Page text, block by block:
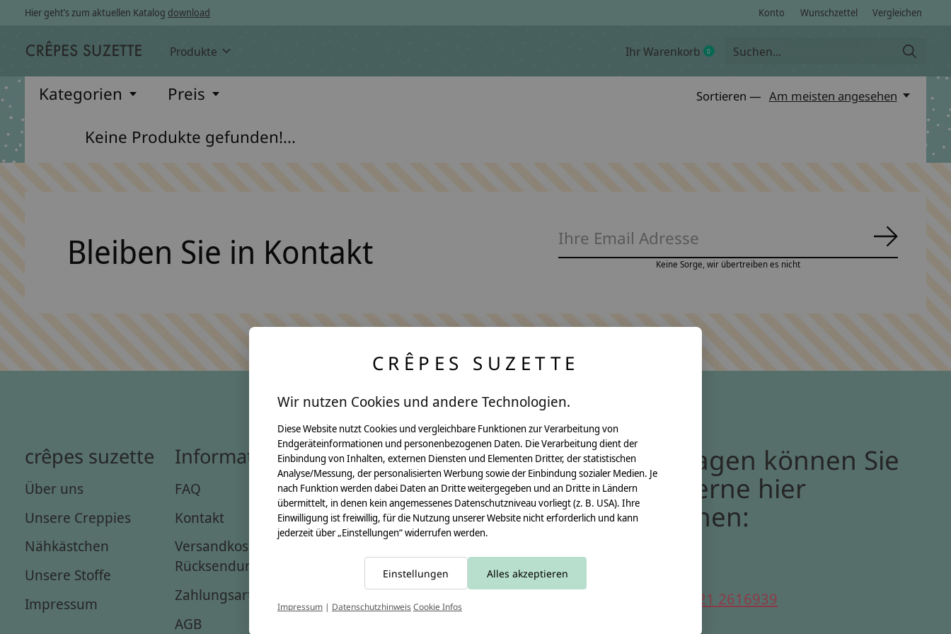
Hier geht’s zum aktuellen Katalog download Konto Wunschzettel Vergleichen
Produkte Ihr Warenkorb 0items
Kategorien Preis Sortieren — Am meisten angesehen
Keine Produkte gefunden!...
Bleiben Sie in Kontakt Keine Sorge, wir übertreiben es nicht
crêpes suzette
Über uns
Unsere Creppies
Nähkästchen
Unsere Stoffe
Impressum
Informationen
FAQ
Kontakt
Versandkosten &
Rücksendungen
Zahlungsarten
AGB
Anleitungen
Video Nähset
Anleitung MOMA
Schultüte
Leseknochen
Schnittmuster
Bei Fragen können Sie
uns gerne hier
erreichen:
0221 2616939
CRÊPES SUZETTE
Wir nutzen Cookies und andere Technologien.
Diese Website nutzt Cookies und vergleichbare Funktionen zur Verarbeitung von
Endgeräteinformationen und personenbezogenen Daten. Die Verarbeitung dient der
Einbindung von Inhalten, externen Diensten und Elementen Dritter, der statistischen
Analyse/Messung, der personalisierten Werbung sowie der Einbindung sozialer Medien. Je
nach Funktion werden dabei Daten an Dritte weitergegeben und an Dritte in Ländern
übermittelt, in denen kein angemessenes Datenschutzniveau vorliegt (z. B. USA). Ihre
Einwilligung ist freiwillig, für die Nutzung unserer Website nicht erforderlich und kann
jederzeit über „Einstellungen“ widerrufen werden.
Einstellungen Alles akzeptieren
Impressum | DatenschutzhinweisCookie Infos